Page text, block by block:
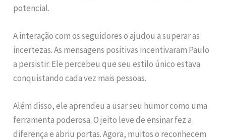
potencial.
A interação com os seguidores o ajudou a superar as
incertezas. As mensagens positivas incentivaram Paulo
a persistir. Ele percebeu que seu estilo único estava
conquistando cada vez mais pessoas.
Além disso, ele aprendeu a usar seu humor como uma
ferramenta poderosa. O jeito leve de ensinar fez a
diferença e abriu portas. Agora, muitos o reconhecem